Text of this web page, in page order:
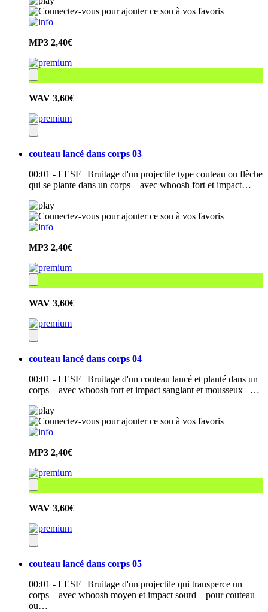
MP3 2,40€
WAV 3,60€
couteau lancé dans corps 03
00:01 - LESF | Bruitage d'un projectile type couteau ou flèche
qui se plante dans un corps – avec whoosh fort et impact…
MP3 2,40€
WAV 3,60€
couteau lancé dans corps 04
00:01 - LESF | Bruitage d'un couteau lancé et planté dans un
corps – avec whoosh fort et impact sanglant et mousseux –…
MP3 2,40€
WAV 3,60€
couteau lancé dans corps 05
00:01 - LESF | Bruitage d'un projectile qui transperce un
corps – avec whoosh moyen et impact sourd – pour couteau
ou…